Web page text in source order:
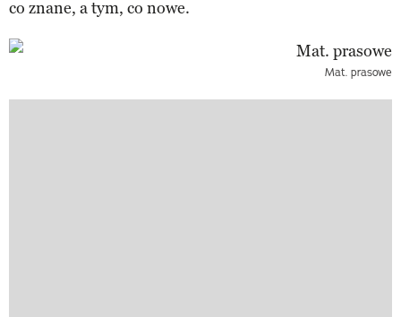
co znane, a tym, co nowe.
Mat. prasowe